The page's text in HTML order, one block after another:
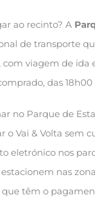
ao recinto? A
de transporte
com viagem de ida
das 18h00
no Parque de
Vai & Volta sem
eletrónico nos
nas
têm o